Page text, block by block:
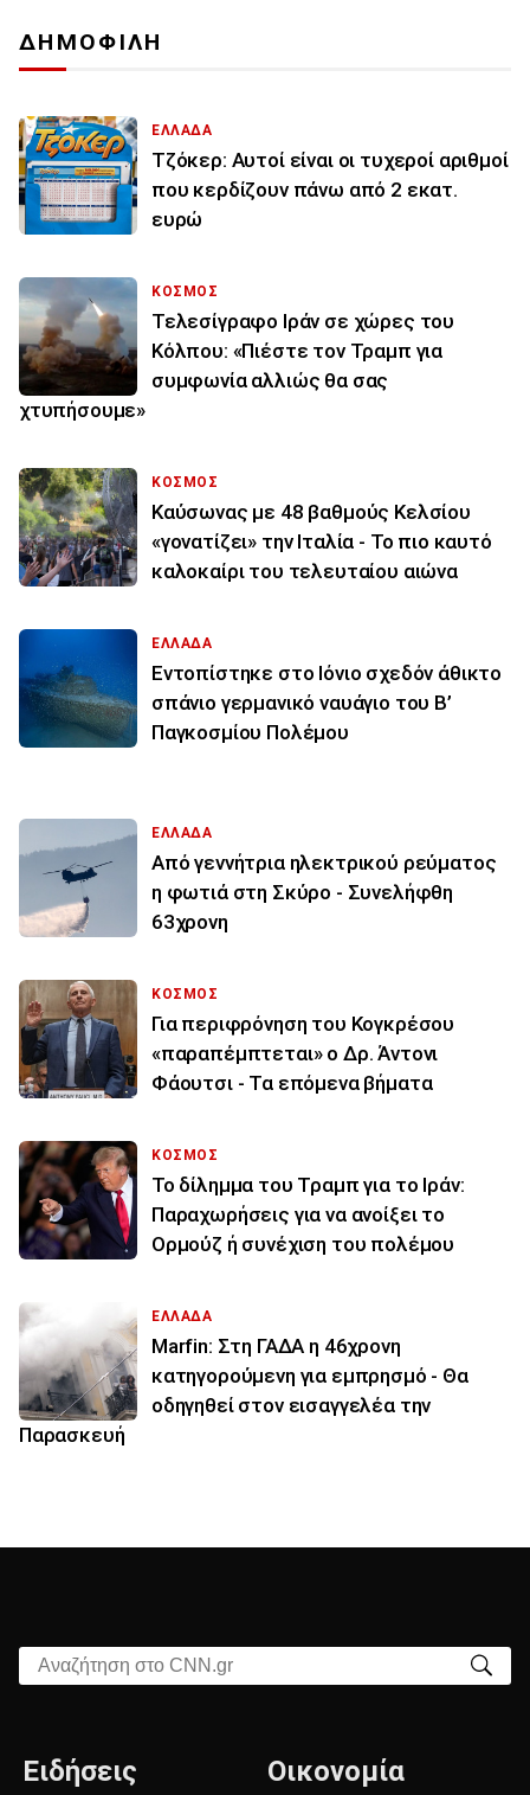
ΔΗΜΟΦΙΛΗ
ΕΛΛΑΔΑ
Τζόκερ: Αυτοί είναι οι τυχεροί αριθμοί
που κερδίζουν πάνω από 2 εκατ.
ευρώ
ΚΟΣΜΟΣ
Τελεσίγραφο Ιράν σε χώρες του
Κόλπου: «Πιέστε τον Τραμπ για
συμφωνία αλλιώς θα σας
χτυπήσουμε»
ΚΟΣΜΟΣ
Καύσωνας με 48 βαθμούς Κελσίου
«γονατίζει» την Ιταλία - Το πιο καυτό
καλοκαίρι του τελευταίου αιώνα
ΕΛΛΑΔΑ
Εντοπίστηκε στο Ιόνιο σχεδόν άθικτο
σπάνιο γερμανικό ναυάγιο του Β’
Παγκοσμίου Πολέμου
ΕΛΛΑΔΑ
Από γεννήτρια ηλεκτρικού ρεύματος
η φωτιά στη Σκύρο - Συνελήφθη
63χρονη
ΚΟΣΜΟΣ
Για περιφρόνηση του Κογκρέσου
«παραπέμπτεται» ο Δρ. Άντονι
Φάουτσι - Τα επόμενα βήματα
ΚΟΣΜΟΣ
Το δίλημμα του Τραμπ για το Ιράν:
Παραχωρήσεις για να ανοίξει το
Ορμούζ ή συνέχιση του πολέμου
ΕΛΛΑΔΑ
Marfin: Στη ΓΑΔΑ η 46χρονη
κατηγορούμενη για εμπρησμό - Θα
οδηγηθεί στον εισαγγελέα την
Παρασκευή
Αναζήτηση στο CNN.gr
Ειδήσεις Οικονομία